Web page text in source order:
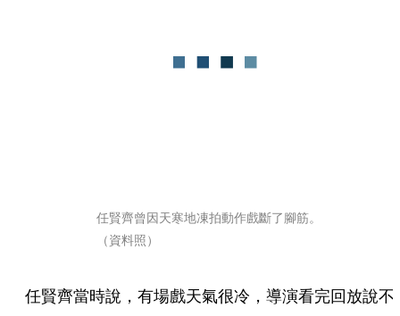
任賢齊曾因天寒地凍拍動作戲斷了腳筋。
（資料照）
任賢齊當時說，有場戲天氣很冷，導演看完回放說不